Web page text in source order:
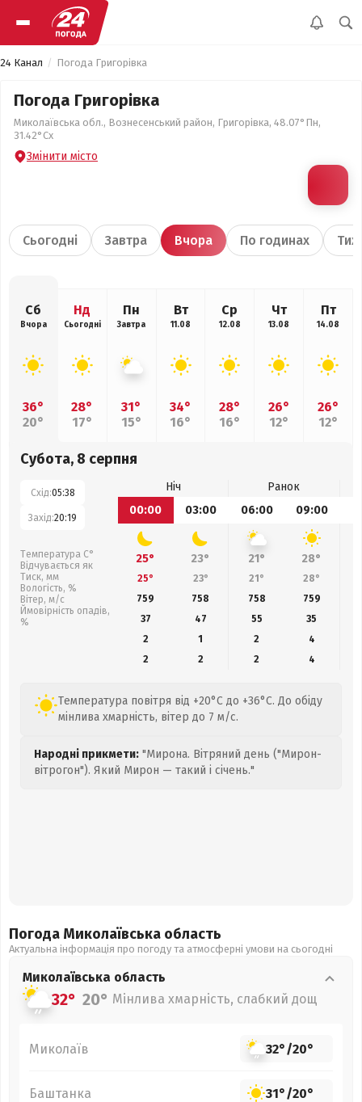
24 Канал Погода Григорівка
Погода Григорівка
Миколаївська обл., Вознесенський район, Григорівка, 48.07°Пн,
31.42°Сх
Змінити місто
Сьогодні Завтра Вчора По годинах
Сб
Вчора
36°
20°
Нд
Сьогодні
28°
17°
Пн
Завтра
31°
15°
Вт
11.08
34°
16°
Ср
12.08
28°
16°
Чт
13.08
26°
12°
Пт
14.08
26°
12°
Субота, 8 серпня
Схід:05:38
Захід:20:19
Температура С°
Відчувається як
Тиск, мм
Вологість, %
Вітер, м/с
Ймовірність опадів,
%
Ніч
Ранок
00:00
03:00 06:00 09:00
25° 23° 21° 28°
25° 23° 21° 28°
759
758 758 759
37
47 55 35
2
1 2
4
2
2 2 4
Температура повітря від +20°C до +36°C. До обіду
мінлива хмарність, вітер до 7 м/с.
Народні прикмети: "Мирона. Вітряний день ("Мирон-
вітрогон"). Який Мирон — такий і січень."
Погода Миколаївська область
Актуальна інформація про погоду та атмосферні умови на сьогодні
Миколаївська область
32° 20° Мінлива хмарність, слабкий дощ
Миколаїв 32°/20°
Баштанка 31°/20°